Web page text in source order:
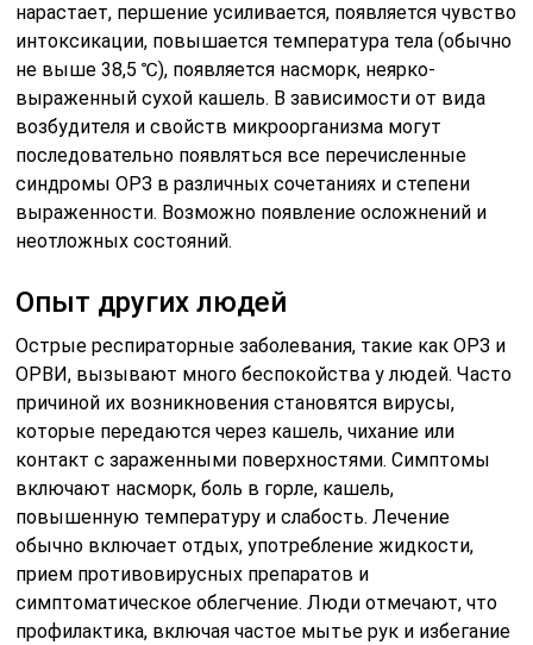
нарастает, першение усиливается, появляется чувство
интоксикации, повышается температура тела (обычно
не выше 38,5 ℃), появляется насморк, неярко-
выраженный сухой кашель. В зависимости от вида
возбудителя и свойств микроорганизма могут
последовательно появляться все перечисленные
синдромы ОРЗ в различных сочетаниях и степени
выраженности. Возможно появление осложнений и
неотложных состояний.
Опыт других людей
Острые респираторные заболевания, такие как ОРЗ и
ОРВИ, вызывают много беспокойства у людей. Часто
причиной их возникновения становятся вирусы,
которые передаются через кашель, чихание или
контакт с зараженными поверхностями. Симптомы
включают насморк, боль в горле, кашель,
повышенную температуру и слабость. Лечение
обычно включает отдых, употребление жидкости,
прием противовирусных препаратов и
симптоматическое облегчение. Люди отмечают, что
профилактика, включая частое мытье рук и избегание